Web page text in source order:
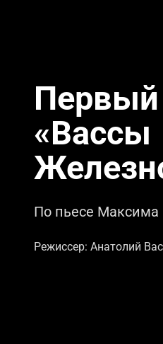
Первый
«Вассы
По пьесе Максима
Режиссер: Анатолий